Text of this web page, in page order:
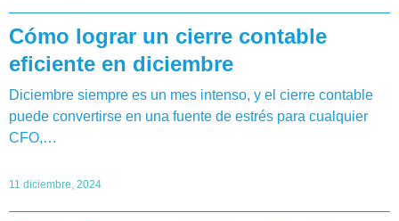
Cómo lograr un cierre contable
eficiente en diciembre
Diciembre siempre es un mes intenso, y el cierre contable
puede convertirse en una fuente de estrés para cualquier
CFO,…
11 diciembre, 2024